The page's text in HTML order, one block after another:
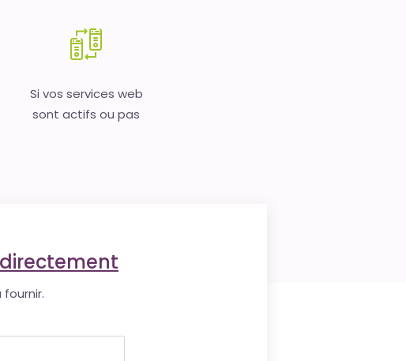
Si vos services web
sont actifs ou pas
directement